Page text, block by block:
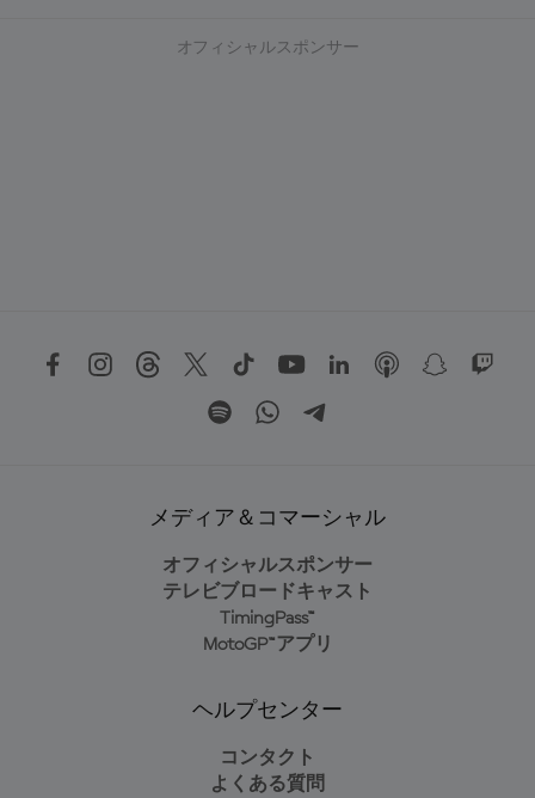
オフィシャルスポンサー
メディア＆コマーシャル
オフィシャルスポンサー
テレビブロードキャスト
TimingPass™
MotoGP™アプリ
ヘルプセンター
コンタクト
よくある質問